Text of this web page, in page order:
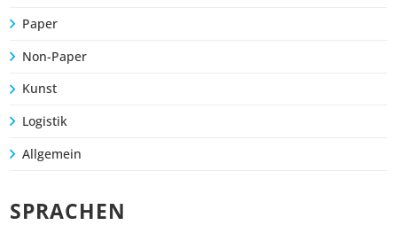
Paper
Non-Paper
Kunst
Logistik
Allgemein
SPRACHEN
Matomo-Statistik